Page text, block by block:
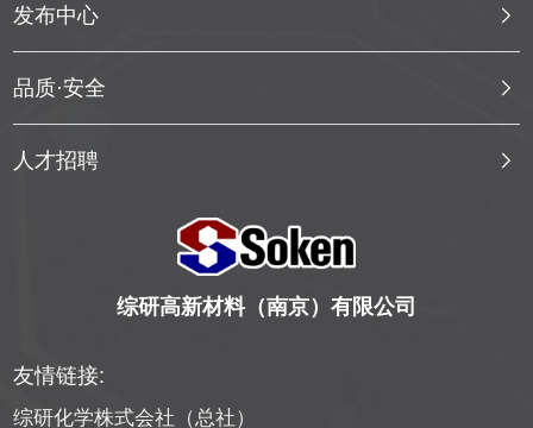
综研高新材料（南京）有限公司
友情链接:
综研化学株式会社（总社）
发布中心
品质·安全
人才招聘